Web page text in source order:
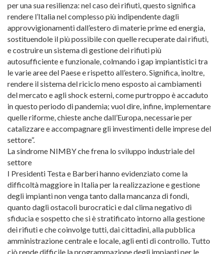
per una sua resilienza: nel caso dei rifiuti, questo significa
rendere l’Italia nel complesso più indipendente dagli
approvvigionamenti dall’estero di materie prime ed energia,
sostituendole il più possibile con quelle recuperate dai rifiuti,
e costruire un sistema di gestione dei rifiuti più
autosufficiente e funzionale, colmando i gap impiantistici tra
le varie aree del Paese e rispetto all’estero. Significa, inoltre,
rendere il sistema del riciclo meno esposto ai cambiamenti
del mercato e agli shock esterni, come purtroppo è accaduto
in questo periodo di pandemia; vuol dire, infine, implementare
quelle riforme, chieste anche dall’Europa, necessarie per
catalizzare e accompagnare gli investimenti delle imprese del
settore”.
La sindrome NIMBY che frena lo sviluppo industriale del
settore
I Presidenti Testa e Barberi hanno evidenziato come la
difficoltà maggiore in Italia per la realizzazione e gestione
degli impianti non venga tanto dalla mancanza di fondi,
quanto dagli ostacoli burocratici e dal clima negativo di
sfiducia e sospetto che si è stratificato intorno alla gestione
dei rifiuti e che coinvolge tutti, dai cittadini, alla pubblica
amministrazione centrale e locale, agli enti di controllo. Tutto
ciò rende difficile la programmazione degli impianti per le